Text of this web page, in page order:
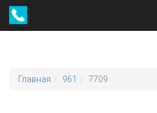
Главная 961 7709